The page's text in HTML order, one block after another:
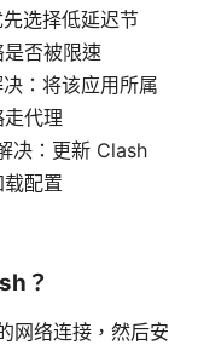
选择低延迟节
否被限速
：将该应用所属
代理
决：更新 Clash
配置
？
网络连接，然后安